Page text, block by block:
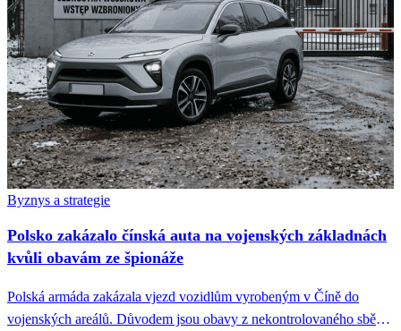
Byznys a strategie
Polsko zakázalo čínská auta na vojenských základnách
kvůli obavám ze špionáže
Polská armáda zakázala vjezd vozidlům vyrobeným v Číně do
vojenských areálů. Důvodem jsou obavy z nekontrolovaného sběru